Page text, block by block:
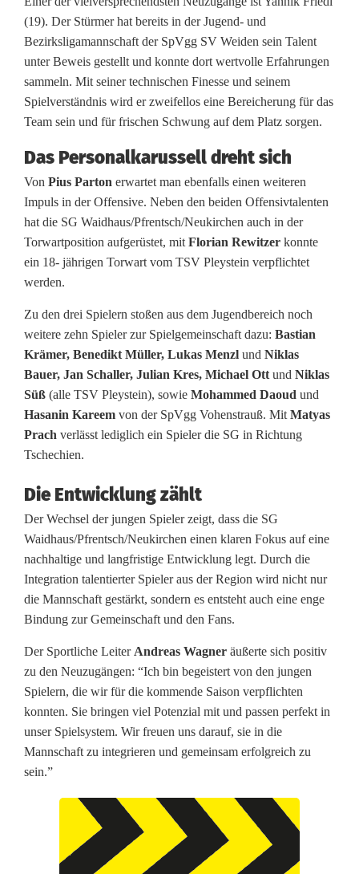
a
b
e
l
n
s
p
i
t
z
e
i
m
i
s
i
e
r
:
S
G
W
a
(19). Der Stürmer hat bereits in der Jugend- und
Bezirksligamannschaft der SpVgg SV Weiden sein Talent
unter Beweis gestellt und konnte dort wertvolle Erfahrungen
sammeln. Mit seiner technischen Finesse und seinem
Spielverständnis wird er zweifellos eine Bereicherung für das
Team sein und für frischen Schwung auf dem Platz sorgen.
Das Personalkarussell dreht sich
Von Pius Parton erwartet man ebenfalls einen weiteren
Impuls in der Offensive. Neben den beiden Offensivtalenten
hat die SG Waidhaus/Pfrentsch/Neukirchen auch in der
Torwartposition aufgerüstet, mit Florian Rewitzer konnte
ein 18- jährigen Torwart vom TSV Pleystein verpflichtet
werden.
Zu den drei Spielern stoßen aus dem Jugendbereich noch
weitere zehn Spieler zur Spielgemeinschaft dazu: Bastian
Krämer, Benedikt Müller, Lukas Menzl und Niklas
Bauer, Jan Schaller, Julian Kres, Michael Ott und Niklas
Süß (alle TSV Pleystein), sowie Mohammed Daoud und
Hasanin Kareem von der SpVgg Vohenstrauß. Mit Matyas
Prach verlässt lediglich ein Spieler die SG in Richtung
Tschechien.
Die Entwicklung zählt
Der Wechsel der jungen Spieler zeigt, dass die SG
Waidhaus/Pfrentsch/Neukirchen einen klaren Fokus auf eine
nachhaltige und langfristige Entwicklung legt. Durch die
Integration talentierter Spieler aus der Region wird nicht nur
die Mannschaft gestärkt, sondern es entsteht auch eine enge
Bindung zur Gemeinschaft und den Fans.
Der Sportliche Leiter Andreas Wagner äußerte sich positiv
zu den Neuzugängen: “Ich bin begeistert von den jungen
Spielern, die wir für die kommende Saison verpflichten
konnten. Sie bringen viel Potenzial mit und passen perfekt in
unser Spielsystem. Wir freuen uns darauf, sie in die
Mannschaft zu integrieren und gemeinsam erfolgreich zu
sein.”